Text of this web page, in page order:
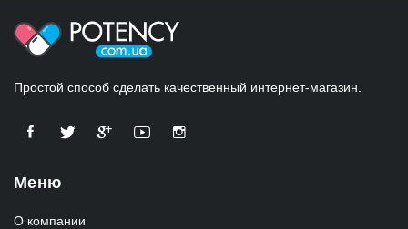
Простой способ сделать качественный интернет-магазин.
Меню
О компании